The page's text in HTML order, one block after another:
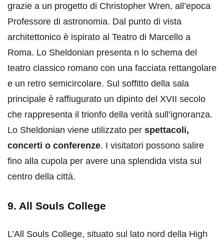
grazie a un progetto di Christopher Wren, all’epoca
Professore di astronomia. Dal punto di vista
architettonico è ispirato al Teatro di Marcello a
Roma. Lo Sheldonian presenta n lo schema del
teatro classico romano con una facciata rettangolare
e un retro semicircolare. Sul soffitto della sala
principale è raffiugurato un dipinto del XVII secolo
che rappresenta il trionfo della verità sull’ignoranza.
Lo Sheldonian viene utilizzato per spettacoli,
concerti o conferenze. I visitatori possono salire
fino alla cupola per avere una splendida vista sul
centro della città.
9. All Souls College
L’All Souls College, situato sul lato nord della High